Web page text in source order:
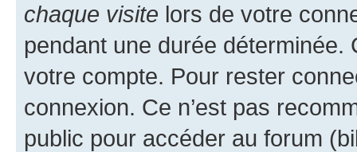
chaque visite lors de votre
pendant une durée déterminée.
votre compte. Pour rester
connexion. Ce n’est pas
public pour accéder au forum